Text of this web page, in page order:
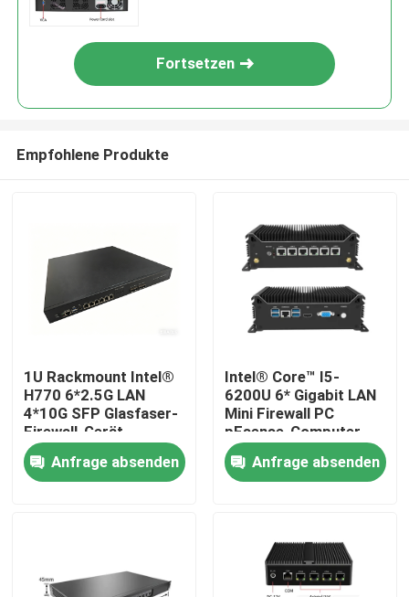
Fortsetzen
Empfohlene Produkte
1U Rackmount Intel®
H770 6*2.5G LAN
4*10G SFP Glasfaser-
Firewall-Gerät
Anfrage absenden
Intel® Core™ I5-
6200U 6* Gigabit LAN
Mini Firewall PC
pFsense-Computer
Anfrage absenden